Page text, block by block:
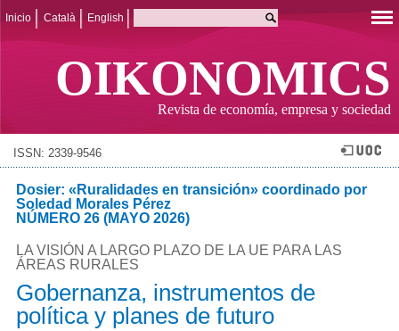
Inicio Català English
OIKONOMICS
Revista de economía, empresa y sociedad
ISSN: 2339-9546
Dosier: «Ruralidades en transición» coordinado por
Soledad Morales Pérez
NÚMERO 26 (MAYO 2026)
LA VISIÓN A LARGO PLAZO DE LA UE PARA LAS
ÁREAS RURALES
Gobernanza, instrumentos de
política y planes de futuro